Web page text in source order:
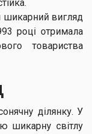
шикарний вигляд
році отримала
товариства
ділянку. У
шикарну світлу